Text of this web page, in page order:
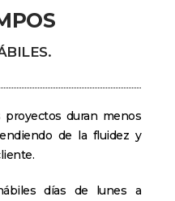
proyectos duran menos
de la fluidez y
días de lunes a